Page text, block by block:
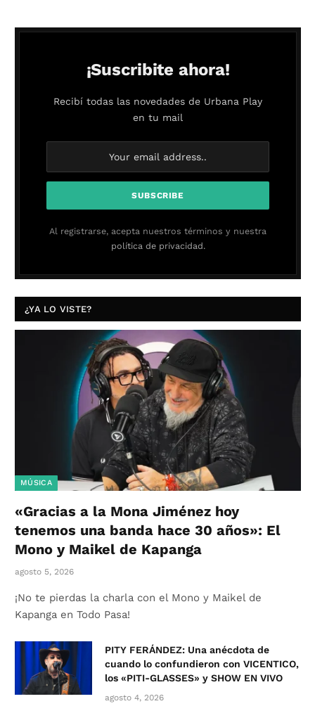
¡Suscribite ahora!
Recibí todas las novedades de Urbana Play
en tu mail
Al registrarse, acepta nuestros términos y nuestra
política de privacidad.
¿YA LO VISTE?
MÚSICA
«Gracias a la Mona Jiménez hoy
tenemos una banda hace 30 años»: El
Mono y Maikel de Kapanga
agosto 5, 2026
¡No te pierdas la charla con el Mono y Maikel de
Kapanga en Todo Pasa!
PITY FERÁNDEZ: Una anécdota de
cuando lo confundieron con VICENTICO,
los «PITI-GLASSES» y SHOW EN VIVO
agosto 4, 2026